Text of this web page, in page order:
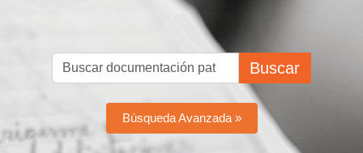
Buscar
Búsqueda Avanzada »